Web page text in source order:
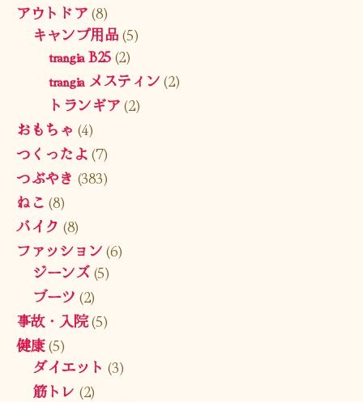
アウトドア(8)
キャンプ用品(5)
trangia B25(2)
trangia メスティン(2)
トランギア(2)
おもちゃ (4)
つくったよ(7)
つぶやき (383)
ねこ (8)
バイク (8)
ファッション(6)
ジーンズ(5)
ブーツ (2)
事故・入院(5)
健康(5)
ダイエット (3)
筋トレ (2)